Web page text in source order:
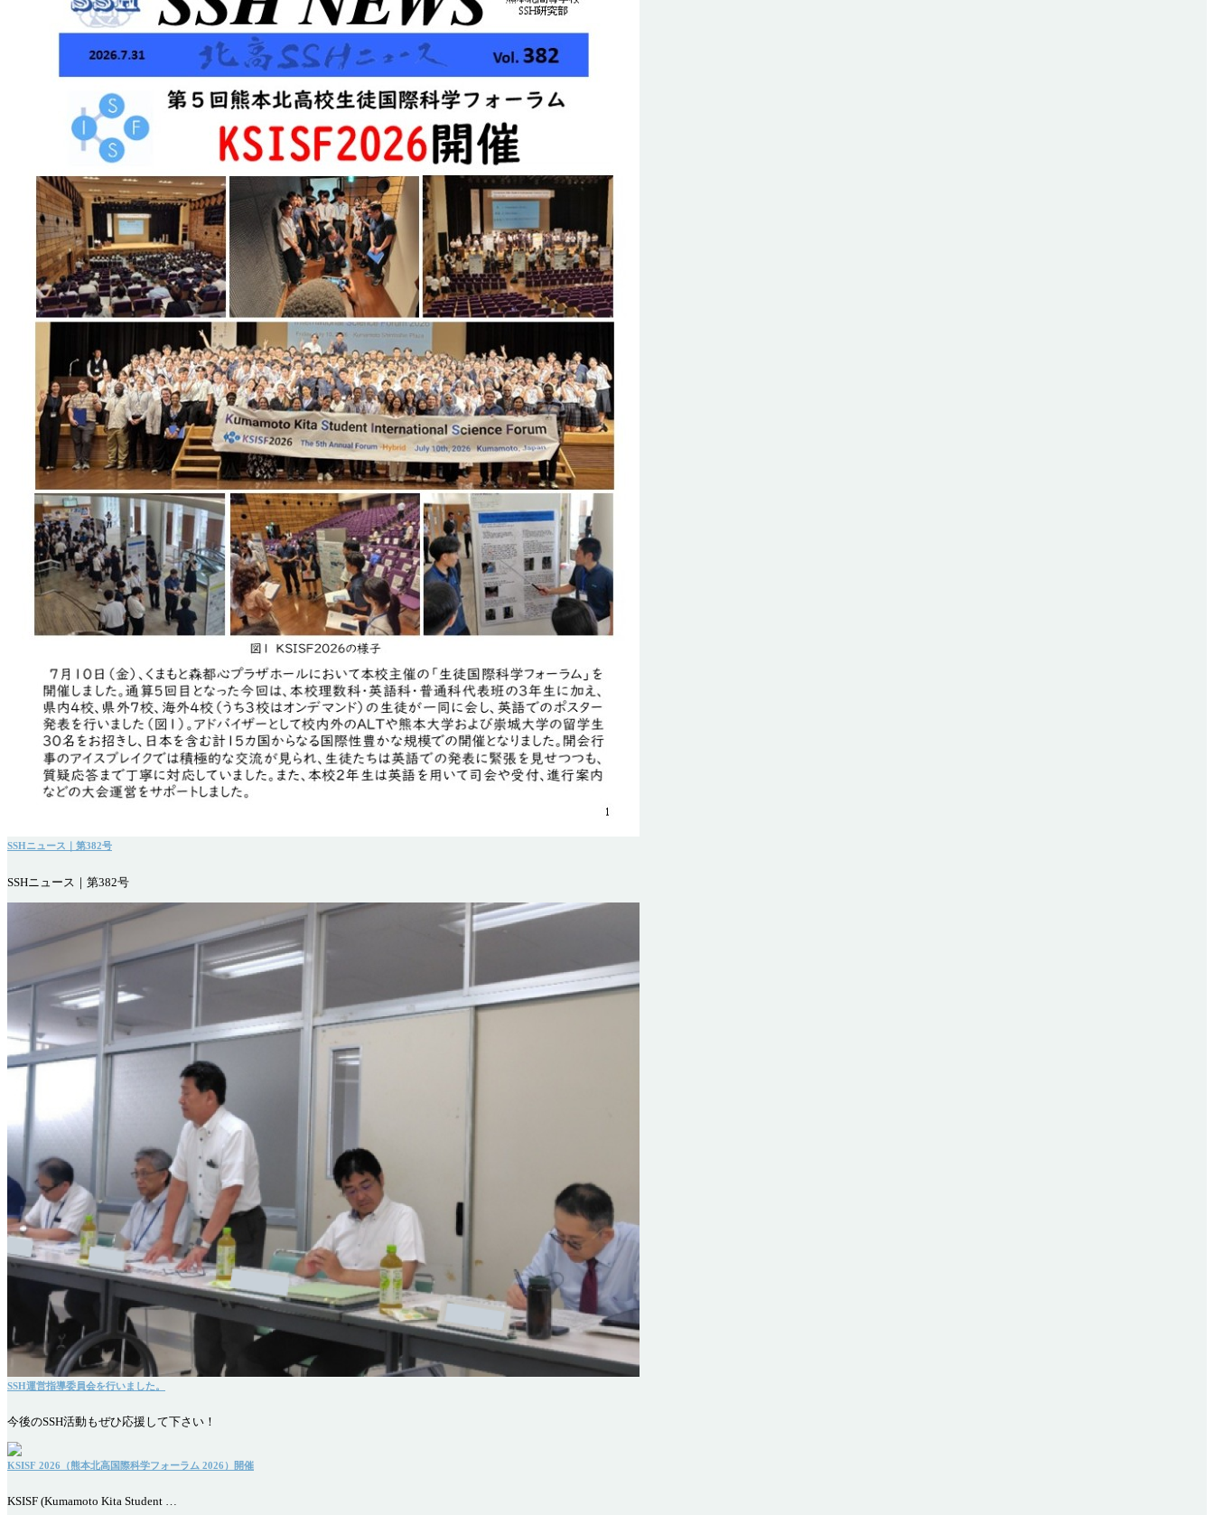
SSHニュース｜第382号
SSHニュース｜第382号
SSH運営指導委員会を行いました。
今後のSSH活動もぜひ応援して下さい！
KSISF 2026（熊本北高国際科学フォーラム 2026）開催
KSISF (Kumamoto Kita Student …